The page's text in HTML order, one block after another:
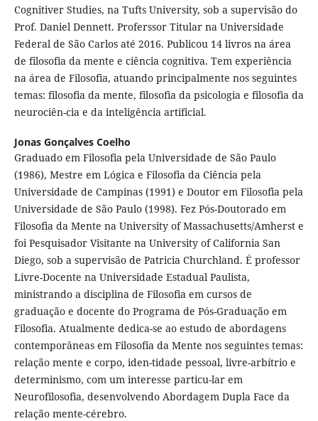
Cognitiver Studies, na Tufts University, sob a supervisão do
Prof. Daniel Dennett. Proferssor Titular na Universidade
Federal de São Carlos até 2016. Publicou 14 livros na área
de filosofia da mente e ciência cognitiva. Tem experiência
na área de Filosofia, atuando principalmente nos seguintes
temas: filosofia da mente, filosofia da psicologia e filosofia da
neurociên-cia e da inteligência artificial.
Jonas Gonçalves Coelho
Graduado em Filosofia pela Universidade de São Paulo
(1986), Mestre em Lógica e Filosofia da Ciência pela
Universidade de Campinas (1991) e Doutor em Filosofia pela
Universidade de São Paulo (1998). Fez Pós-Doutorado em
Filosofia da Mente na University of Massachusetts/Amherst e
foi Pesquisador Visitante na University of California San
Diego, sob a supervisão de Patricia Churchland. É professor
Livre-Docente na Universidade Estadual Paulista,
ministrando a disciplina de Filosofia em cursos de
graduação e docente do Programa de Pós-Graduação em
Filosofia. Atualmente dedica-se ao estudo de abordagens
contemporâneas em Filosofia da Mente nos seguintes temas:
relação mente e corpo, iden-tidade pessoal, livre-arbítrio e
determinismo, com um interesse particu-lar em
Neurofilosofia, desenvolvendo Abordagem Dupla Face da
relação mente-cérebro.